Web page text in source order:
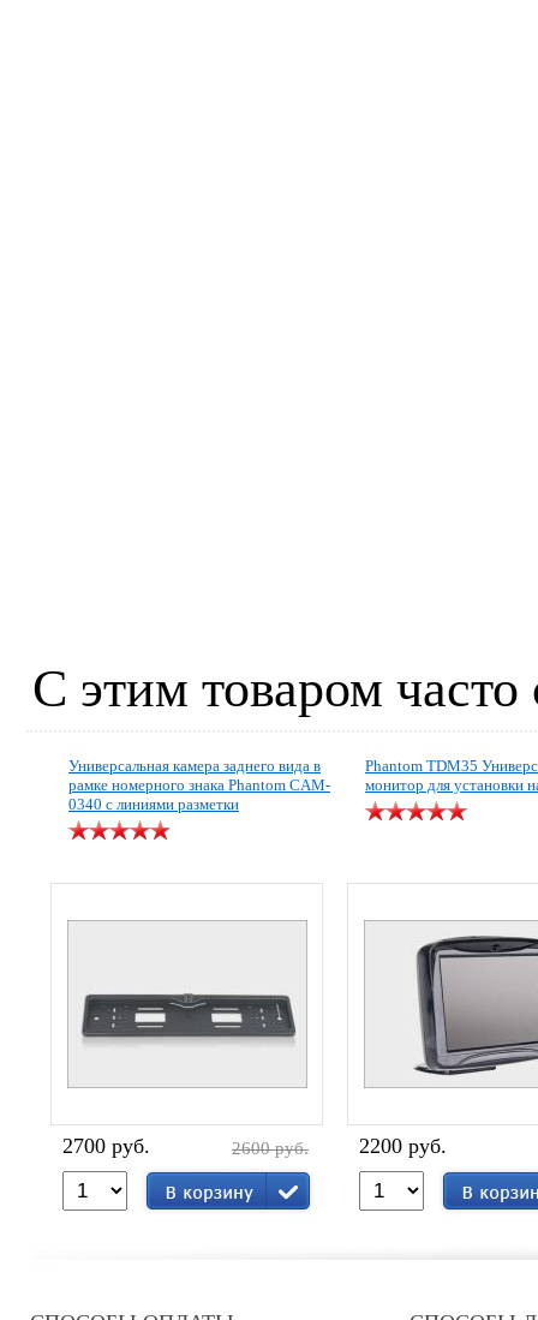
С этим товаром часто
Универсальная камера заднего вида в
рамке номерного знака Phantom CAM-
0340 с линиями разметки
2700 руб. 2600 руб.
Phantom TDM35
монитор для установки
2200 руб.